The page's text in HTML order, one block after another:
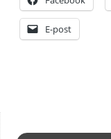
E-post